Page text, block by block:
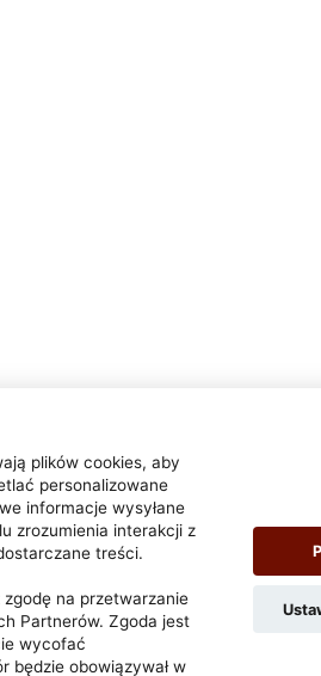
plików cookies, aby
personalizowane
informacje wysyłane
zrozumienia interakcji z
treści.
na przetwarzanie
Partnerów. Zgoda jest
wycofać
będzie obowiązywał w